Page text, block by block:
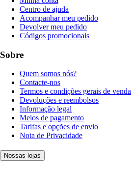
Centro de ajuda
Acompanhar meu pedido
Devolver meu pedido
Códigos promocionais
Sobre
Quem somos nós?
Contacte-nos
Termos e condições gerais de venda
Devoluções e reembolsos
Informação legal
Meios de pagamento
Tarifas e opções de envio
Nota de Privacidade
Nossas lojas